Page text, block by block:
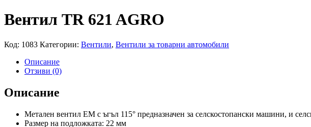
Вентил TR 621 AGRO
Код: 1083 Категории: Вентили, Вентили за товарни автомобили
Описание
Отзиви (0)
Описание
Метален вентил ЕМ с ъгъл 115° предназначен за селскостопански машини, и
Размер на подложката: 22 мм